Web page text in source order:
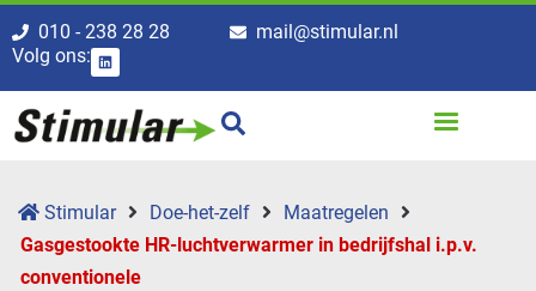
010 - 238 28 28
mail@stimular.nl
Volg ons:
Stimular Doe-het-zelf
Maatregelen
Gasgestookte HR-luchtverwarmer in bedrijfshal i.p.v.
conventionele